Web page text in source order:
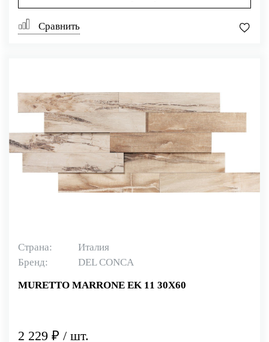
Сравнить
Страна:
Италия
Бренд:
DEL CONCA
MURETTO MARRONE EK 11 30X60
2 229 ₽ / шт.